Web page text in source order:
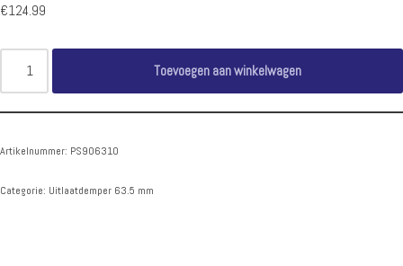
€124.99
Toevoegen aan winkelwagen
Artikelnummer: PS906310
Categorie: Uitlaatdemper 63.5 mm